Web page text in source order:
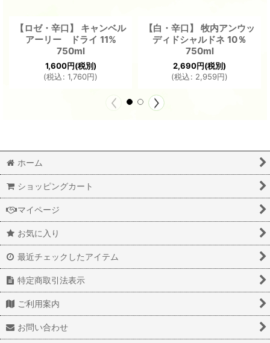
【ロゼ・辛口】 キャンベル
アーリー ドライ 11%
750ml
1,600円(税別)
(税込: 1,760円)
【白・辛口】 牧内アンウッ
ディドシャルドネ 10％
750ml
2,690円(税別)
(税込: 2,959円)
ホーム
ショッピングカート
マイページ
お気に入り
最近チェックしたアイテム
特定商取引法表示
ご利用案内
お問い合わせ